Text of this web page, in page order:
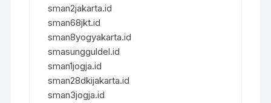
sman2jakarta.id
sman68jkt.id
sman8yogyakarta.id
smasungguldel.id
sman1jogja.id
sman28dkijakarta.id
sman3jogja.id